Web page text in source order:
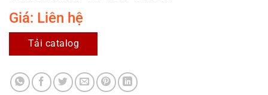
Giá: Liên hệ
Tải catalog